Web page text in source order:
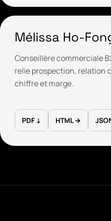
Mélissa Ho-
Conseillère commerciale
relie prospection, relation
chiffre et marge.
PDF ↓ HTML →